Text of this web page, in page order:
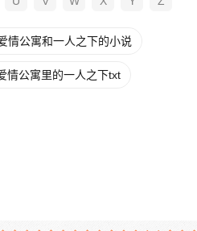
情公寓和一人之下的小说
情公寓里的一人之下txt